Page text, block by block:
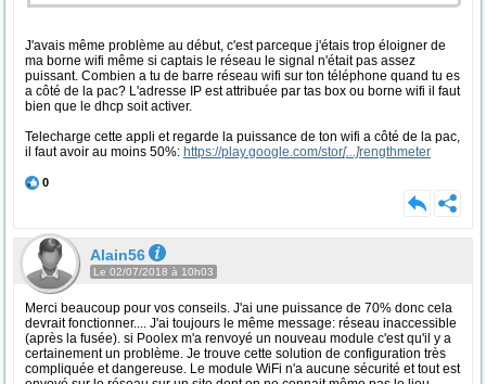
J'avais même problème au début, c'est parceque j'étais trop éloigner de
ma borne wifi même si captais le réseau le signal n'était pas assez
puissant. Combien a tu de barre réseau wifi sur ton téléphone quand tu es
a côté de la pac? L'adresse IP est attribuée par tas box ou borne wifi il faut
bien que le dhcp soit activer.
Telecharge cette appli et regarde la puissance de ton wifi a côté de la pac,
il faut avoir au moins 50%: https://play.google.com/stor[...]rengthmeter
0
Alain56
Le 02/07/2018 à 10h03
Merci beaucoup pour vos conseils. J'ai une puissance de 70% donc cela
devrait fonctionner.... J'ai toujours le même message: réseau inaccessible
(après la fusée). si Poolex m'a renvoyé un nouveau module c'est qu'il y a
certainement un problème. Je trouve cette solution de configuration très
compliquée et dangereuse. Le module WiFi n'a aucune sécurité et tout est